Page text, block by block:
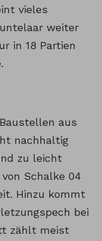
vieles
weiter
in 18 Partien
aus
nachhaltig
zu leicht
Schalke 04
Hinzu kommt
bei
zählt meist